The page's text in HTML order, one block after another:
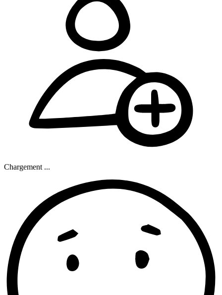
Chargement ...